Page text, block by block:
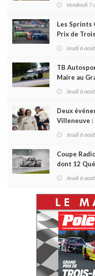
Vendredi 7
Les Sprints
Prix de
Jeudi 6
TB
Maire au
Jeudi 6
Deux
Villeneuve :
Jeudi 6
Coupe
dont 12
Jeudi 6